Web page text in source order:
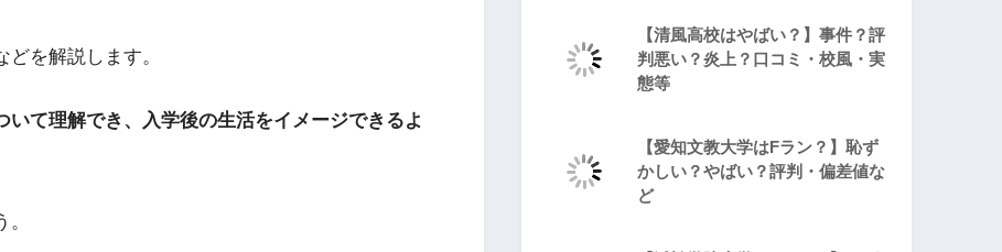
を解説します。
いて理解でき、入学後の生活をイメージできるよ
【清風高校はやばい？】事件？評
判悪い？炎上？口コミ・校風・実
態等
【愛知文教大学はFラン？】恥ず
かしい？やばい？評判・偏差値な
ど